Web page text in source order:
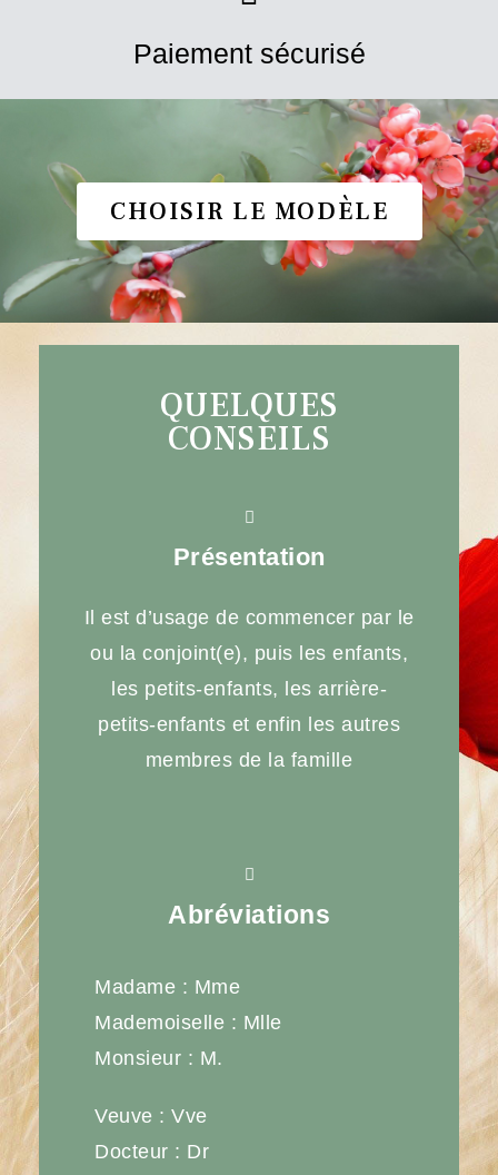
Paiement sécurisé
CHOISIR LE MODÈLE
QUELQUES
CONSEILS
Présentation
Il est d’usage de commencer par le
ou la conjoint(e), puis les enfants,
les petits-enfants, les arrière-
petits-enfants et enfin les autres
membres de la famille
Abréviations
Madame : Mme
Mademoiselle : Mlle
Monsieur : M.
Veuve : Vve
Docteur : Dr